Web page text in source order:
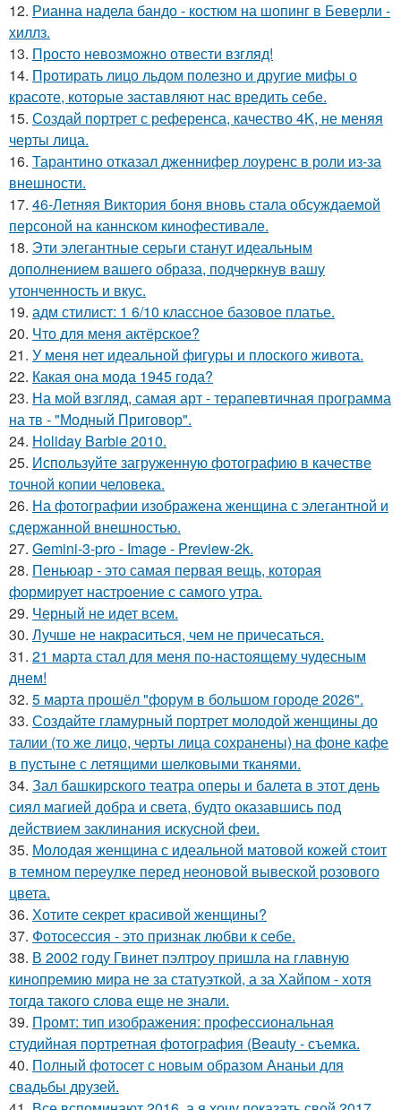
12. Рианна надела бандо - костюм на шопинг в Беверли -
хиллз.
13. Просто невозможно отвести взгляд!
14. Протирать лицо льдом полезно и другие мифы о
красоте, которые заставляют нас вредить себе.
15. Создай портрет с референса, качество 4K, не меняя
черты лица.
16. Тарантино отказал дженнифер лоуренс в роли из-за
внешности.
17. 46-Летняя Виктория боня вновь стала обсуждаемой
персоной на каннском кинофестивале.
18. Эти элегантные серьги станут идеальным
дополнением вашего образа, подчеркнув вашу
утонченность и вкус.
19. адм стилист: 1 6/10 классное базовое платье.
20. Что для меня актёрское?
21. У меня нет идеальной фигуры и плоского живота.
22. Какая она мода 1945 года?
23. На мой взгляд, самая арт - терапевтичная программа
на тв - "Модный Приговор".
24. Holiday Barbie 2010.
25. Используйте загруженную фотографию в качестве
точной копии человека.
26. На фотографии изображена женщина с элегантной и
сдержанной внешностью.
27. Gemini-3-pro - Image - Preview-2k.
28. Пеньюар - это самая первая вещь, которая
формирует настроение с самого утра.
29. Черный не идет всем.
30. Лучше не накраситься, чем не причесаться.
31. 21 марта стал для меня по-настоящему чудесным
днем!
32. 5 марта прошёл "форум в большом городе 2026".
33. Создайте гламурный портрет молодой женщины до
талии (то же лицо, черты лица сохранены) на фоне кафе
в пустыне с летящими шелковыми тканями.
34. Зал башкирского театра оперы и балета в этот день
сиял магией добра и света, будто оказавшись под
действием заклинания искусной феи.
35. Молодая женщина с идеальной матовой кожей стоит
в темном переулке перед неоновой вывеской розового
цвета.
36. Хотите секрет красивой женщины?
37. Фотосессия - это признак любви к себе.
38. В 2002 году Гвинет пэлтроу пришла на главную
кинопремию мира не за статуэткой, а за Хайпом - хотя
тогда такого слова еще не знали.
39. Промт: тип изображения: профессиональная
студийная портретная фотография (Beauty - съемка.
40. Полный фотосет с новым образом Ананьи для
свадьбы друзей.